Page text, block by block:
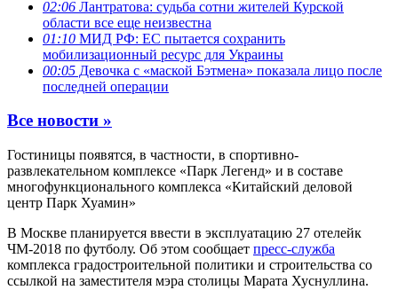
02:06 Лантратова: судьба сотни жителей Курской
области все еще неизвестна
01:10 МИД РФ: ЕС пытается сохранить
мобилизационный ресурс для Украины
00:05 Девочка с «маской Бэтмена» показала лицо после
последней операции
Все новости »
Гостиницы появятся, в частности, в спортивно-
развлекательном комплексе «Парк Легенд» и в составе
многофункционального комплекса «Китайский деловой
центр Парк Хуамин»
В Москве планируется ввести в эксплуатацию 27 отелейк
ЧМ-2018 по футболу. Об этом сообщает пресс-служба
комплекса градостроительной политики и строительства со
ссылкой на заместителя мэра столицы Марата Хуснуллина.